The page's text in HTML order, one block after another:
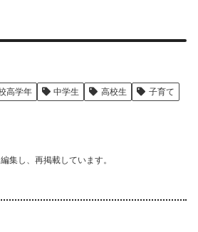
高学年 中学生 高校生
子育て
集し、再掲載しています。